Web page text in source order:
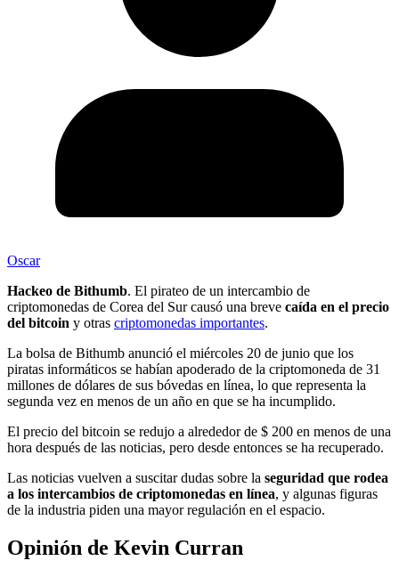
Oscar
Hackeo de Bithumb. El pirateo de un intercambio de
criptomonedas de Corea del Sur causó una breve caída en el precio
del bitcoin y otras criptomonedas importantes.
La bolsa de Bithumb anunció el miércoles 20 de junio que los
piratas informáticos se habían apoderado de la criptomoneda de 31
millones de dólares de sus bóvedas en línea, lo que representa la
segunda vez en menos de un año en que se ha incumplido.
El precio del bitcoin se redujo a alrededor de $ 200 en menos de una
hora después de las noticias, pero desde entonces se ha recuperado.
Las noticias vuelven a suscitar dudas sobre la seguridad que rodea
a los intercambios de criptomonedas en línea, y algunas figuras
de la industria piden una mayor regulación en el espacio.
Opinión de Kevin Curran